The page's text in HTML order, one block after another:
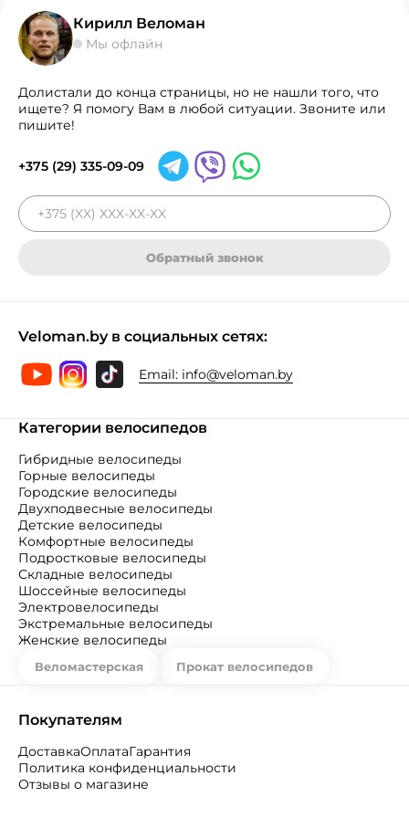
Кирилл Веломан
Мы офлайн
Долистали до конца страницы, но не нашли того, что
ищете? Я помогу Вам в любой ситуации. Звоните или
пишите!
+375 (29) 335-09-09
Обратный звонок
Veloman.by в социальных сетях:
Email: info@veloman.by
Категории велосипедов
Гибридные велосипеды
Горные велосипеды
Городские велосипеды
Двухподвесные велосипеды
Детские велосипеды
Комфортные велосипеды
Подростковые велосипеды
Складные велосипеды
Шоссейные велосипеды
Электровелосипеды
Экстремальные велосипеды
Женские велосипеды
Веломастерская Прокат велосипедов
Покупателям
ДоставкаОплатаГарантия
Политика конфиденциальности
Отзывы о магазине